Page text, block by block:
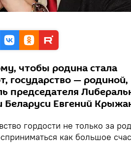
чтобы родина стала
государство — родиной,
председателя
Евгений
гордости не только за
как большое